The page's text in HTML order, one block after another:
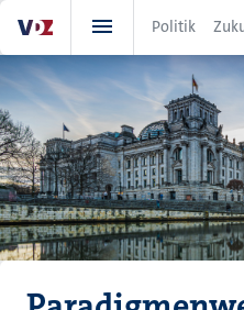
zum
Inhalt
Politik